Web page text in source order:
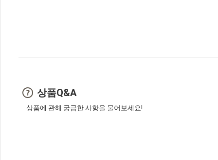
상품Q&A
상품에 관해 궁금한 사항을 물어보세요!